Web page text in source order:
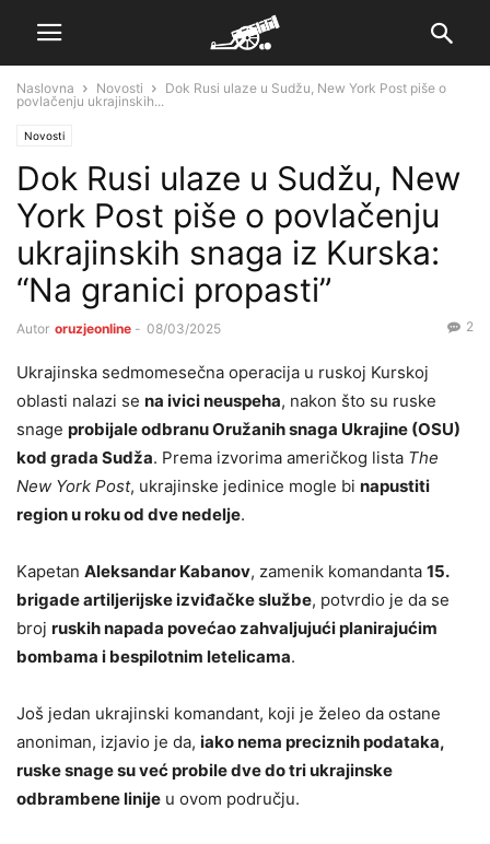
Naslovna Novosti
Dok Rusi ulaze u Sudžu, New York Post piše o
povlačenju ukrajinskih...
Novosti
Dok Rusi ulaze u Sudžu, New
York Post piše o povlačenju
ukrajinskih snaga iz Kurska:
“Na granici propasti”
Autor oruzjeonline - 08/03/2025 2
Ukrajinska sedmomesečna operacija u ruskoj Kurskoj
oblasti nalazi se na ivici neuspeha, nakon što su ruske
snage probijale odbranu Oružanih snaga Ukrajine (OSU)
kod grada Sudža. Prema izvorima američkog lista The
New York Post, ukrajinske jedinice mogle bi napustiti
region u roku od dve nedelje.
Kapetan Aleksandar Kabanov, zamenik komandanta 15.
brigade artiljerijske izviđačke službe, potvrdio je da se
broj ruskih napada povećao zahvaljujući planirajućim
bombama i bespilotnim letelicama.
Još jedan ukrajinski komandant, koji je želeo da ostane
anoniman, izjavio je da, iako nema preciznih podataka,
ruske snage su već probile dve do tri ukrajinske
odbrambene linije u ovom području.